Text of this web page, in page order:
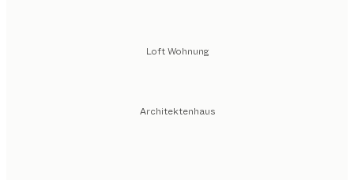
Loft Wohnung
Architektenhaus